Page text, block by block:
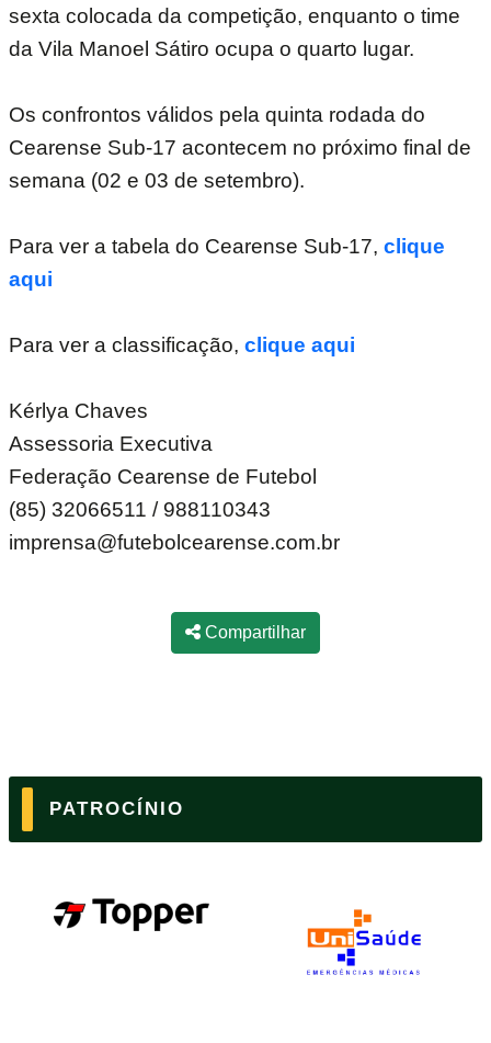
sexta colocada da competição, enquanto o time
da Vila Manoel Sátiro ocupa o quarto lugar.
Os confrontos válidos pela quinta rodada do
Cearense Sub-17 acontecem no próximo final de
semana (02 e 03 de setembro).
Para ver a tabela do Cearense Sub-17, clique
aqui
Para ver a classificação, clique aqui
Kérlya Chaves
Assessoria Executiva
Federação Cearense de Futebol
(85) 32066511 / 988110343
imprensa@futebolcearense.com.br
Compartilhar
PATROCÍNIO